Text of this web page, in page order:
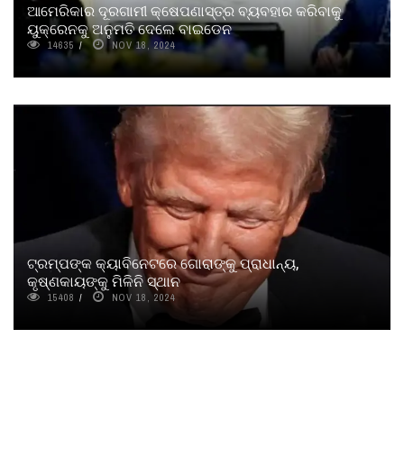
ଆମେରିକାର ଦୂରଗାମୀ କ୍ଷେପଣାସ୍ତ୍ର ବ୍ୟବହାର କରିବାକୁ
ୟୁକ୍ରେନକୁ ଅନୁମତି ଦେଲେ ବାଇଡେନ
14635 NOV 18, 2024
ଟ୍ରମ୍ପଙ୍କ କ୍ୟାବିନେଟରେ ଗୋରାଙ୍କୁ ପ୍ରାଧାନ୍ୟ,
କୃଷ୍ଣକାୟଙ୍କୁ ମିଳିନି ସ୍ଥାନ
15408 NOV 18, 2024